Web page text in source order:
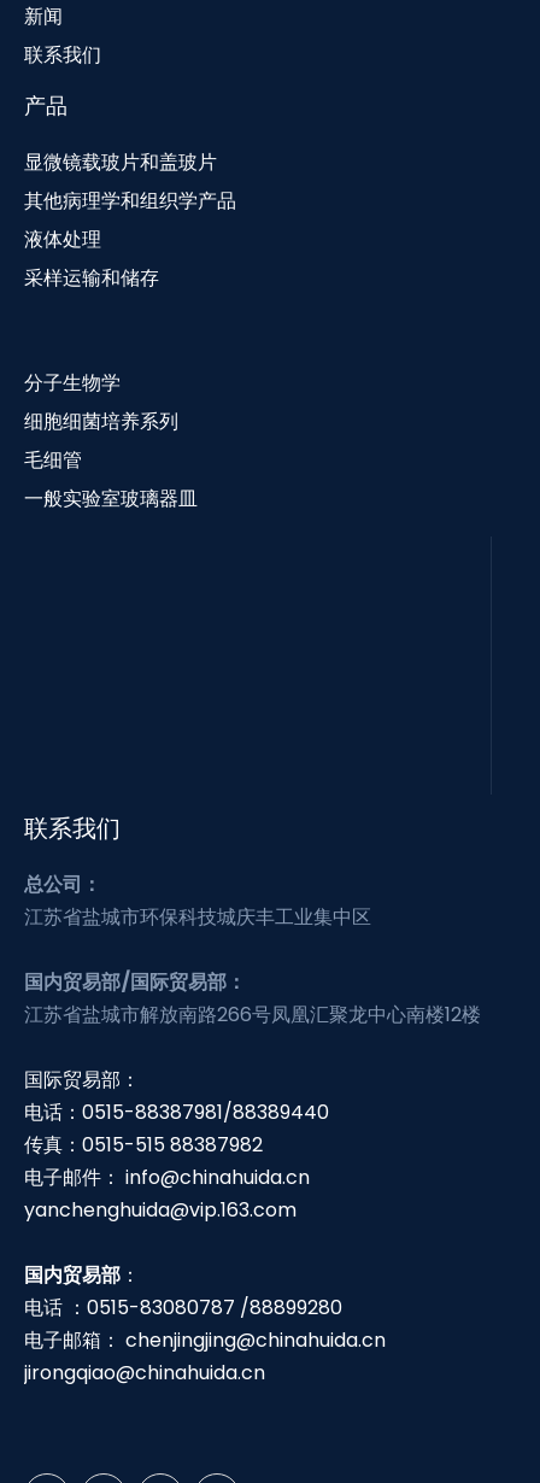
新闻
联系我们
产品
显微镜载玻片和盖玻片
其他病理学和组织学产品
液体处理
采样运输和储存
分子生物学
细胞细菌培养系列
毛细管
一般实验室玻璃器皿
联系我们
总公司：
江苏省盐城市环保科技城庆丰工业集中区
国内贸易部/国际贸易部：
江苏省盐城市解放南路266号凤凰汇聚龙中心南楼12楼
国际贸易部：
电话：0515-88387981/88389440
传真：0515-515 88387982
电子邮件： info@chinahuida.cn
yanchenghuida@vip.163.com
国内贸易部 ：
电话 ：0515-83080787 /88899280
电子邮箱： chenjingjing@chinahuida.cn
jirongqiao@chinahuida.cn